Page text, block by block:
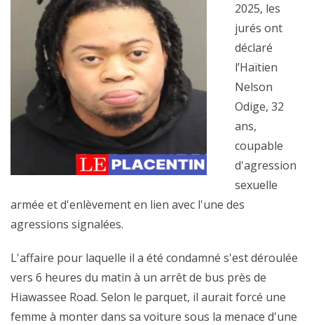
2025, les
jurés ont
déclaré
l’Haïtien
Nelson
Odige, 32
ans,
coupable
d'agression
sexuelle
armée et d'enlèvement en lien avec l'une des
agressions signalées.
L'affaire pour laquelle il a été condamné s'est déroulée
vers 6 heures du matin à un arrêt de bus près de
Hiawassee Road. Selon le parquet, il aurait forcé une
femme à monter dans sa voiture sous la menace d'une